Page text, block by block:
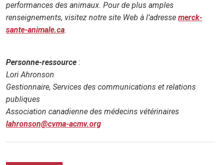
performances des animaux. Pour de plus amples
renseignements, visitez notre site Web à l’adresse merck-
sante-animale.ca.
Personne-ressource :
Lori Ahronson
Gestionnaire, Services des communications et relations
publiques
Association canadienne des médecins vétérinaires
lahronson@cvma-acmv.org